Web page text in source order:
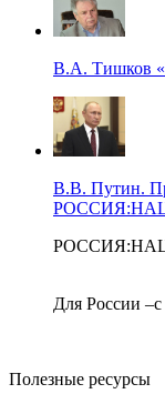
В.А. Тишков
В.В. Путин.
Для России
Полезные ресурсы